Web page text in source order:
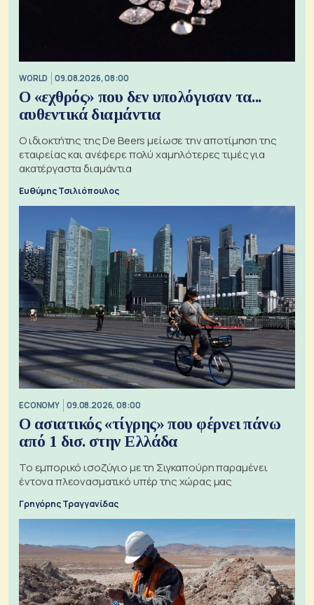
WORLD 09.08.2026, 08:00
Ο «εχθρός» που δεν υπολόγισαν τα...
αυθεντικά διαμάντια
Ο ιδιοκτήτης της De Beers μείωσε την αποτίμηση της
εταιρείας και ανέφερε πολύ χαμηλότερες τιμές για
ακατέργαστα διαμάντια
Ευθύμης Τσιλιόπουλος
ECONOMY 09.08.2026, 08:00
Ο ασιατικός «τίγρης» που φέρνει πάνω
από 1 δισ. στην Ελλάδα
Το εμπορικό ισοζύγιο με τη Σιγκαπούρη παραμένει
έντονα πλεονασματικό υπέρ της χώρας μας
Γρηγόρης Τραγγανίδας